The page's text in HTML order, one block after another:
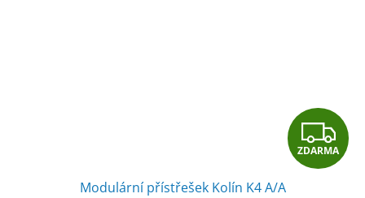
Z
D
ZDARMA
Modulární přístřešek Kolín K4 A/A